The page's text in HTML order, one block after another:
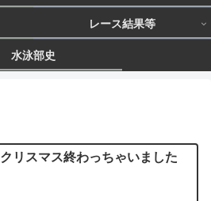
レース結果等
水泳部史
クリスマス終わっちゃいました